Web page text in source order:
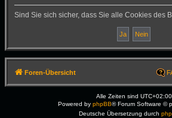
Sind Sie sich sicher, dass Sie alle Cookies des
Foren-Übersicht
Alle Zeiten sind UTC+02:00
Powered by phpBB® Forum Software ©
Deutsche Übersetzung durch